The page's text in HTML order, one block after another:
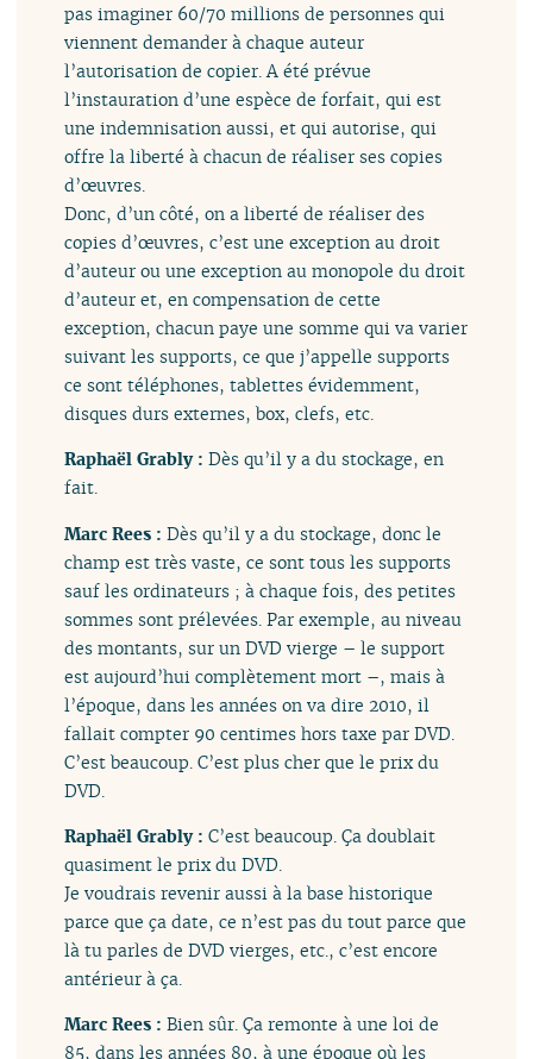
pas imaginer 60/70 millions de personnes qui
viennent demander à chaque auteur
l’autorisation de copier. A été prévue
l’instauration d’une espèce de forfait, qui est
une indemnisation aussi, et qui autorise, qui
offre la liberté à chacun de réaliser ses copies
d’œuvres.
Donc, d’un côté, on a liberté de réaliser des
copies d’œuvres, c’est une exception au droit
d’auteur ou une exception au monopole du droit
d’auteur et, en compensation de cette
exception, chacun paye une somme qui va varier
suivant les supports, ce que j’appelle supports
ce sont téléphones, tablettes évidemment,
disques durs externes, box, clefs, etc.
Raphaël Grably :Dès qu’il y a du stockage, en
fait.
Marc Rees :Dès qu’il y a du stockage, donc le
champ est très vaste, ce sont tous les supports
sauf les ordinateurs ; à chaque fois, des petites
sommes sont prélevées. Par exemple, au niveau
des montants, sur un DVD vierge – le support
est aujourd’hui complètement mort –, mais à
l’époque, dans les années on va dire 2010, il
fallait compter 90 centimes hors taxe par DVD.
C’est beaucoup. C’est plus cher que le prix du
DVD.
Raphaël Grably :C’est beaucoup. Ça doublait
quasiment le prix du DVD.
Je voudrais revenir aussi à la base historique
parce que ça date, ce n’est pas du tout parce que
là tu parles de DVD vierges, etc., c’est encore
antérieur à ça.
Marc Rees :Bien sûr. Ça remonte à une loi de
85, dans les années 80, à une époque où les